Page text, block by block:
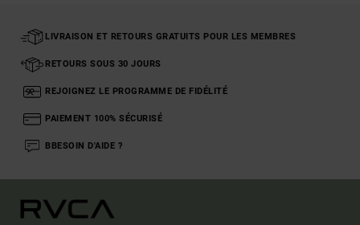
LIVRAISON ET RETOURS GRATUITS POUR LES MEMBRES
RETOURS SOUS 30 JOURS
REJOIGNEZ LE PROGRAMME DE FIDÉLITÉ
PAIEMENT 100% SÉCURISÉ
BBESOIN D'AIDE ?